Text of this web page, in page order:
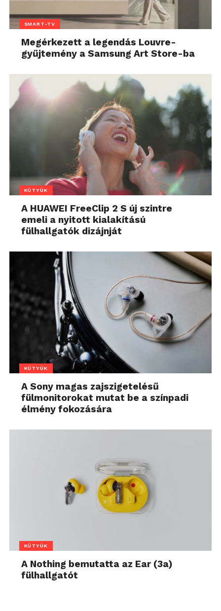
SMART-TV
Megérkezett a legendás Louvre-
gyűjtemény a Samsung Art Store-ba
KÜTYÜK
A HUAWEI FreeClip 2 S új szintre
emeli a nyitott kialakítású
fülhallgatók dizájnját
KÜTYÜK
A Sony magas zajszigetelésű
fülmonitorokat mutat be a színpadi
élmény fokozására
KÜTYÜK
A Nothing bemutatta az Ear (3a)
fülhallgatót